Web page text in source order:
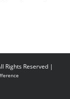
Rights Reserved |